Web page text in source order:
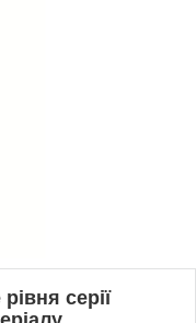
серії